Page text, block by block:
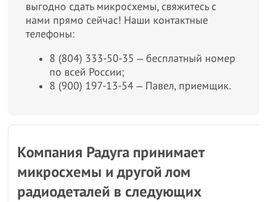
выгодно сдать микросхемы, свяжитесь с
нами прямо сейчас! Наши контактные
телефоны:
8 (804) 333-50-35 ‒ бесплатный номер
по всей России;
8 (900) 197-13-54 ‒ Павел, приемщик.
Компания Радуга принимает
микросхемы и другой лом
радиодеталей в следующих